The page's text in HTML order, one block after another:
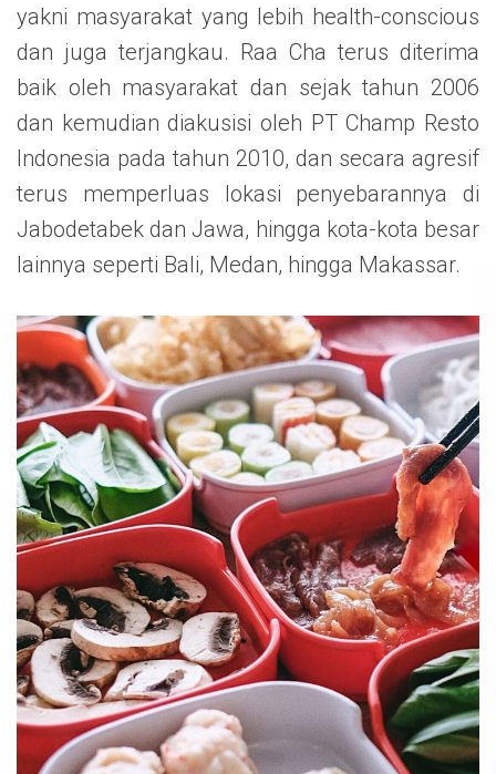
yakni masyarakat yang lebih health-conscious
dan juga terjangkau. Raa Cha terus diterima
baik oleh masyarakat dan sejak tahun 2006
dan kemudian diakusisi oleh PT Champ Resto
Indonesia pada tahun 2010, dan secara agresif
terus memperluas lokasi penyebarannya di
Jabodetabek dan Jawa, hingga kota-kota besar
lainnya seperti Bali, Medan, hingga Makassar.